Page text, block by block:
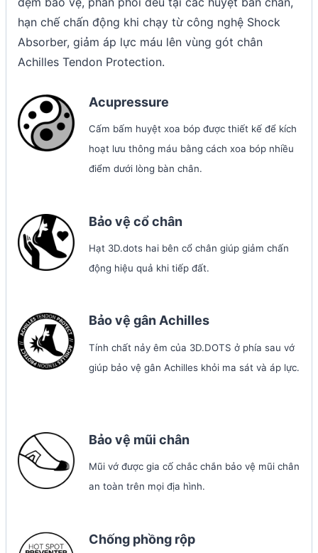
hạn chế chấn động khi chạy từ công nghệ Shock
Absorber, giảm áp lực máu lên vùng gót chân
Achilles Tendon Protection.
Acupressure
Cấm bấm huyệt xoa bóp được thiết kế để kích
hoạt lưu thông máu bằng cách xoa bóp nhiều
điểm dưới lòng bàn chân.
Bảo vệ cổ chân
Hạt 3D.dots hai bên cổ chân giúp giảm chấn
động hiệu quả khi tiếp đất.
Bảo vệ gân Achilles
Tính chất nảy êm của 3D.DOTS ở phía sau vớ
giúp bảo vệ gân Achilles khỏi ma sát và áp lực.
Bảo vệ mũi chân
Mũi vớ được gia cố chắc chắn bảo vệ mũi chân
an toàn trên mọi địa hình.
Chống phồng rộp